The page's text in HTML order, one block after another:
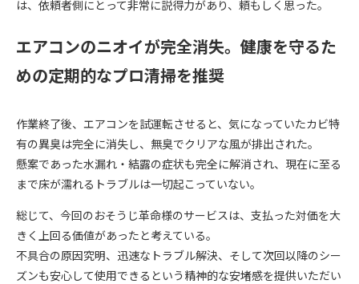
は、依頼者側にとって非常に説得力があり、頼もしく思った。
エアコンのニオイが完全消失。健康を守るた
めの定期的なプロ清掃を推奨
作業終了後、エアコンを試運転させると、気になっていたカビ特
有の異臭は完全に消失し、無臭でクリアな風が排出された。
懸案であった水漏れ・結露の症状も完全に解消され、現在に至る
まで床が濡れるトラブルは一切起こっていない。
総じて、今回のおそうじ革命様のサービスは、支払った対価を大
きく上回る価値があったと考えている。
不具合の原因究明、迅速なトラブル解決、そして次回以降のシー
ズンも安心して使用できるという精神的な安堵感を提供いただい